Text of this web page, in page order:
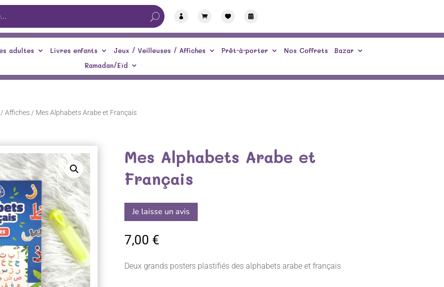
   
adultes Livres enfants Jeux / Veilleuses / Affiches Prêt-à-porter Nos Coffrets
Bazar
Ramadan/Eïd
Affiches / Mes Alphabets Arabe et Français
Mes Alphabets Arabe et
Français
Je laisse un avis
7,00 €
Deux grands posters plastifiés des alphabets arabe et français